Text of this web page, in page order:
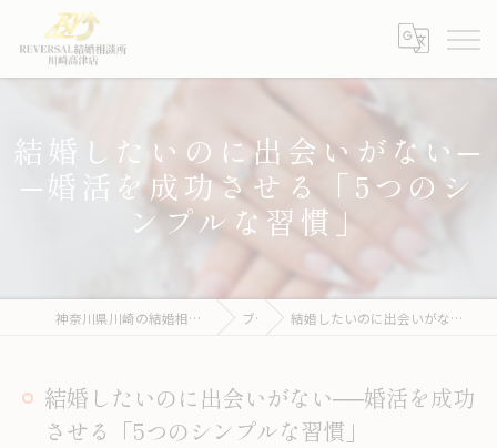
結婚したいのに出会いがない─
─婚活を成功させる「5つのシ
ンプルな習慣」
神奈川県川崎の結婚相談所ならREVERSAL結婚相談所川崎高津店 ブログ 結婚したいのに出会いがない──婚活を成功させる「5つのシンプルな習慣」
結婚したいのに出会いがない──婚活を成功
させる「5つのシンプルな習慣」